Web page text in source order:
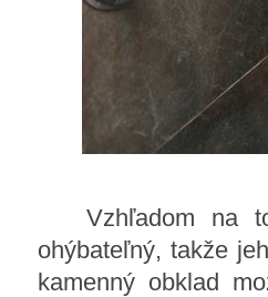
Vzhľadom na
ohýbateľný, takže
kamenný obklad